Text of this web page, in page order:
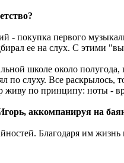
- покупка первого
ее на слух. С этими
школе около
по слуху. Все раскрылось,
живу по принципу: ноты -
аккомпанируя на
Благодаря им